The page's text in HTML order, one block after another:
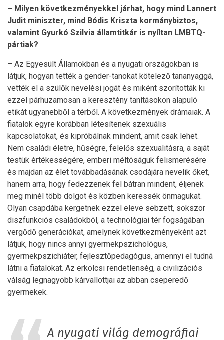
– Milyen következményekkel járhat, hogy mind Lannert
Judit miniszter, mind Bódis Kriszta kormánybiztos,
valamint Gyurkó Szilvia államtitkár is nyíltan LMBTQ-
pártiak?
– Az Egyesült Államokban és a nyugati országokban is
látjuk, hogyan tették a gender-tanokat kötelező tananyaggá,
vették el a szülők nevelési jogát és miként szorították ki
ezzel párhuzamosan a keresztény tanításokon alapuló
etikát ugyanebből a térből. A következmények drámaiak. A
fiatalok egyre korábban létesítenek szexuális
kapcsolatokat, és kipróbálnak mindent, amit csak lehet.
Nem családi életre, hűségre, felelős szexualitásra, a saját
testük értékességére, emberi méltóságuk felismerésére
és majdan az élet továbbadásának csodájára nevelik őket,
hanem arra, hogy fedezzenek fel bátran mindent, éljenek
meg minél több dolgot és közben keressék önmagukat.
Olyan csapdába kergetnek ezzel eleve sebzett, sokszor
diszfunkciós családokból, a technológiai tér fogságában
vergődő generációkat, amelynek következményeként azt
látjuk, hogy nincs annyi gyermekpszichológus,
gyermekpszichiáter, fejlesztőpedagógus, amennyi el tudná
látni a fiatalokat. Az erkölcsi rendetlenség, a civilizációs
válság legnagyobb kárvallottjai az abban cseperedő
gyermekek.
A nyugati világ demográfiai